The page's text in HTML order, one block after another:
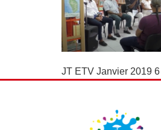
JT ETV Janvier 2019 6